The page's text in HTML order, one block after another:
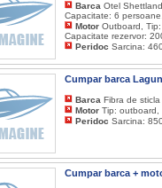
Barca Otel
Capacitate: 6
Motor Outboard,
Capacitate rezervor:
Peridoc Sarcina:
Cumpar barca
Barca Fibra de
Motor Tip: outboard,
Peridoc Sarcina:
Cumpar barca +